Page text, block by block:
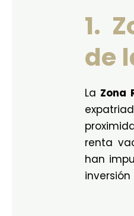
1.
de
La Zona
renta
han